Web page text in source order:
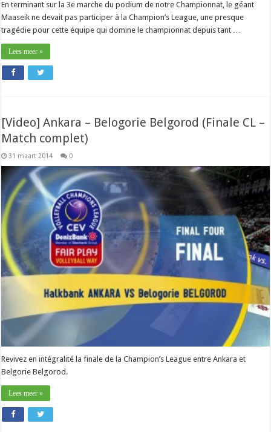
En terminant sur la 3e marche du podium de notre Championnat, le géant
Maaseik ne devait pas participer à la Champion’s League, une presque
tragédie pour cette équipe qui domine le championnat depuis tant …
Lees meer »
[Video] Ankara – Belogorie Belgorod (Finale CL –
Match complet)
31 maart 2014 0
Revivez en intégralité la finale de la Champion’s League entre Ankara et
Belgorie Belgorod.
Lees meer »